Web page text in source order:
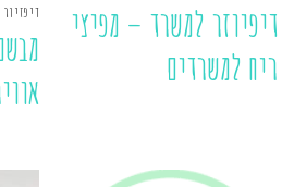
דיפיוזר למשרד – מפיצי
ריח למשרדים